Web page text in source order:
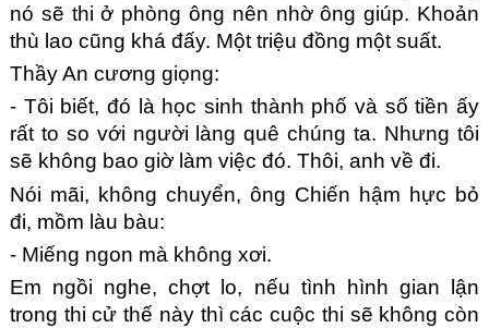
nó sẽ thi ở phòng ông nên nhờ ông giúp. Khoản
thù lao cũng khá đấy. Một triệu đồng một suất.
Thầy An cương giọng:
- Tôi biết, đó là học sinh thành phố và số tiền ấy
rất to so với người làng quê chúng ta. Nhưng tôi
sẽ không bao giờ làm việc đó. Thôi, anh về đi.
Nói mãi, không chuyển, ông Chiến hậm hực bỏ
đi, mồm làu bàu:
- Miếng ngon mà không xơi.
Em ngồi nghe, chợt lo, nếu tình hình gian lận
trong thi cử thế này thì các cuộc thi sẽ không còn